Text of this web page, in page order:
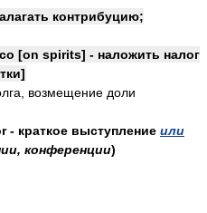
контрибуцию;
[on spirits] - наложить налог
возмещение доли
краткое выступление или
конференции)